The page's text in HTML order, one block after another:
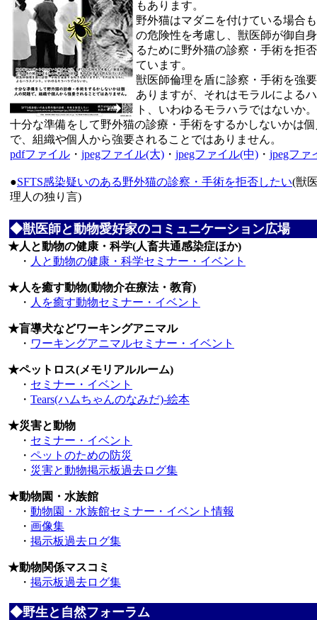
もあります。
野外猫はマダニを付けている場合
の危険性を考慮し、獣医師が御自
るために野外猫の診察・手術を拒
ています。
獣医師倫理を盾に診察・手術を強
ありますが、それはモラルによる
ト、いわゆるモラハラではないか。
十分な準備をして野外猫の診療・手術をするかしないかは
で、組織や個人から強要されることではありません。
pdfファイル ・ jpegファイル(大) ・ jpegファイル(中) ・ jpegファ
●SFTS感染疑いのある野外猫の診察・手術を拒否したい(獣
理人の独り言)
◆獣医師と動物愛好家のコミュニケーション広場
★人と動物の健康・科学(人畜共通感染症ほか)
・ 人と動物の健康・科学セミナー・イベント
★人を癒す動物(動物介在療法・教育)
・ 人を癒す動物セミナー・イベント
★盲導犬などワーキングアニマル
・ ワーキングアニマルセミナー・イベント
★ペットロス(メモリアルルーム)
・ セミナー・イベント
・ Tears(ハムちゃんのなみだ)-絵本
★災害と動物
・ セミナー・イベント
・ ペットのための防災
・ 災害と動物掲示板過去ログ集
★動物園・水族館
・ 動物園・水族館セミナー・イベント情報
・ 画像集
・ 掲示板過去ログ集
★動物関係マスコミ
・ 掲示板過去ログ集
◆野生と自然フォーラム